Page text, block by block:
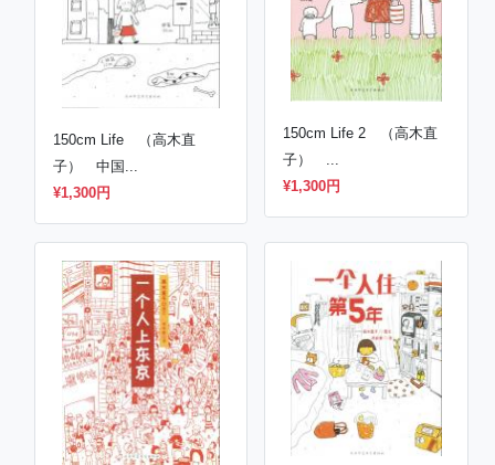
150cm Life （高木直
子） 中国...
¥1,300円
150cm Life 2 （高木直
子） ...
¥1,300円